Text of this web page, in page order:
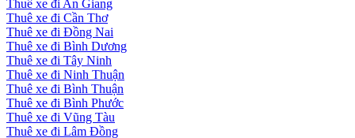
Thuê xe đi An Giang
Thuê xe đi Cần Thơ
Thuê xe đi Đồng Nai
Thuê xe đi Bình Dương
Thuê xe đi Tây Ninh
Thuê xe đi Ninh Thuận
Thuê xe đi Bình Thuận
Thuê xe đi Bình Phước
Thuê xe đi Vũng Tàu
Thuê xe đi Lâm Đồng